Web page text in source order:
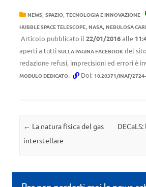
NEWS, SPAZIO, TECNOLOGIA E INNOVAZIONE
HUBBLE SPACE TELESCOPE, NASA, NEBULOSA
Articolo pubblicato il 22/01/2016alle
aperti a tutti SULLA PAGINA FACEBOOK del
redazione refusi, imprecisioni ed errori è
MODULO DEDICATO. Doi: 10.20371/INAF/
Navigazione articolo
← La natura fisica del gas
interstellare